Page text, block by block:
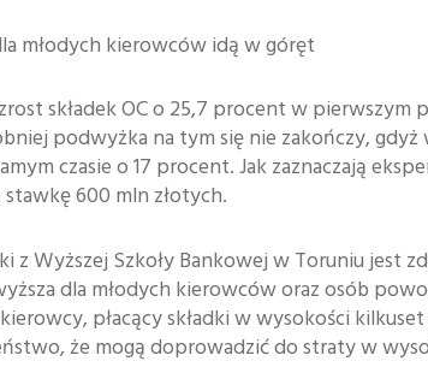
młodych kierowców idą w góręt
składek OC o 25,7 procent w pierwszym
podwyżka na tym się nie zakończy, gdyż
czasie o 17 procent. Jak zaznaczają
600 mln złotych.
z Wyższej Szkoły Bankowej w Toruniu jest
dla młodych kierowców oraz osób
płacący składki w wysokości
że mogą doprowadzić do straty w